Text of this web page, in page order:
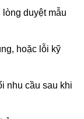
duyệt mẫu
hoặc lỗi kỹ
nhu cầu sau khi